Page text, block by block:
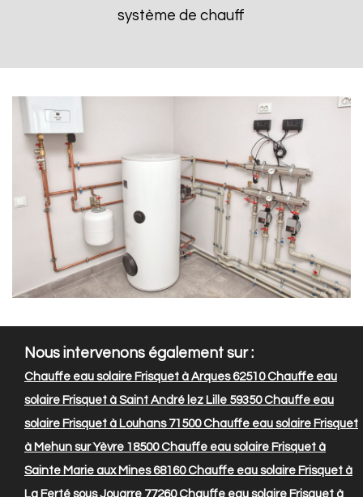
système de chauff
Nous intervenons également sur :
Chauffe eau solaire Frisquet à Arques 62510Chauffe eau
solaire Frisquet à Saint André lez Lille 59350Chauffe eau
solaire Frisquet à Louhans 71500Chauffe eau solaire Frisquet
à Mehun sur Yèvre 18500Chauffe eau solaire Frisquet à
Sainte Marie aux Mines 68160Chauffe eau solaire Frisquet à
La Ferté sous Jouarre 77260Chauffe eau solaire Frisquet à